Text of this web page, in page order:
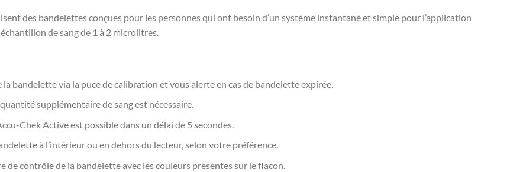
des bandelettes conçues pour les personnes qui ont besoin d’un système instantané et simple pour l’application
de sang de 1 à 2 microlitres.
bandelette via la puce de calibration et vous alerte en cas de bandelette expirée.
supplémentaire de sang est nécessaire.
Chek Active est possible dans un délai de 5 secondes.
à l’intérieur ou en dehors du lecteur, selon votre préférence.
de contrôle de la bandelette avec les couleurs présentes sur le flacon.